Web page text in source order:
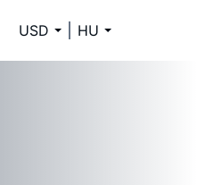
USD HU